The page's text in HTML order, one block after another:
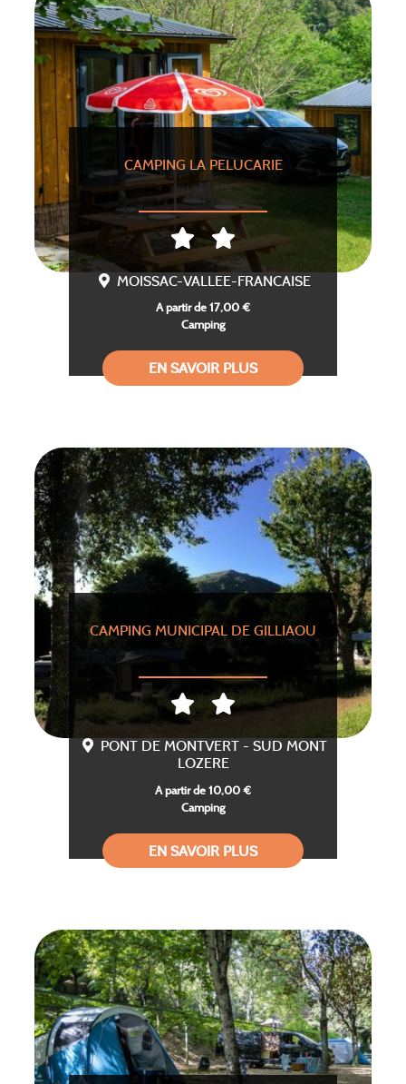
CAMPING LA PELUCARIE
MOISSAC-VALLEE-FRANCAISE
A partir de 17,00 €
Camping
EN SAVOIR PLUS
CAMPING MUNICIPAL DE GILLIAOU
PONT DE MONTVERT - SUD MONT
LOZERE
A partir de 10,00 €
Camping
EN SAVOIR PLUS